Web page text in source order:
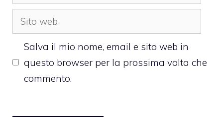
Sito
web
Salva il mio nome, email e sito web in
questo browser per la prossima volta che
commento.